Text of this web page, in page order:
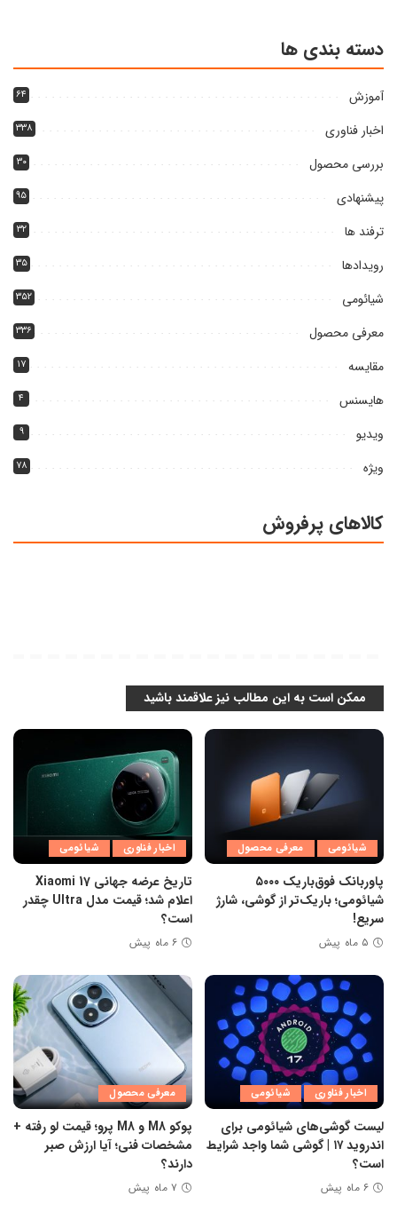
دسته بندی ها
آموزش ۶۴
اخبار فناوری ۳۳۸
بررسی محصول ۳۰
پیشنهادی ۹۵
ترفند ها ۳۲
رویدادها ۳۵
شیائومی ۳۵۲
معرفی محصول ۳۳۶
مقایسه ۱۷
هایسنس ۴
ویدیو ۹
ویژه ۷۸
کالاهای پرفروش
ممکن است به این مطالب نیز علاقمند باشید
شیائومی معرفی محصول
پاوربانک فوق‌باریک ۵۰۰۰
شیائومی؛ باریک‌تر از گوشی، شارژ
سریع!
۵ ماه پیش
اخبار فناوری شیائومی
تاریخ عرضه جهانی Xiaomi 17
اعلام شد؛ قیمت مدل Ultra چقدر
است؟
۶ ماه پیش
اخبار فناوری شیائومی
لیست گوشی‌های شیائومی برای
اندروید ۱۷ | گوشی شما واجد شرایط
است؟
۶ ماه پیش
معرفی محصول
پوکو M8 و M8 پرو؛ قیمت لو رفته +
مشخصات فنی؛ آیا ارزش صبر
دارند؟
۷ ماه پیش